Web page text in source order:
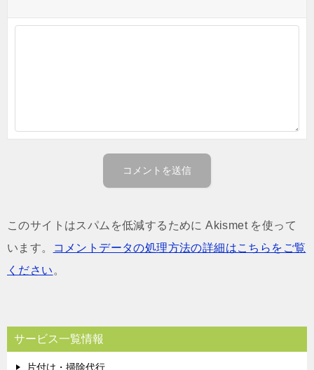
このサイトはスパムを低減するために Akismet を使って
います。
コメントデータの処理方法の詳細はこちらをご覧
ください 。
サービス一覧情報
片付け・掃除代行